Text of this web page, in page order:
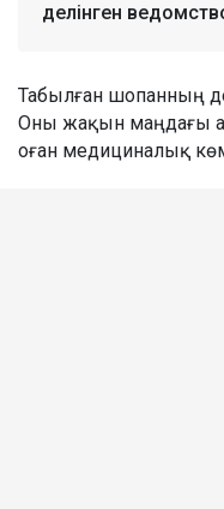
делінген
Табылған шопанның
Оны жақын маңдағы
оған медициналық